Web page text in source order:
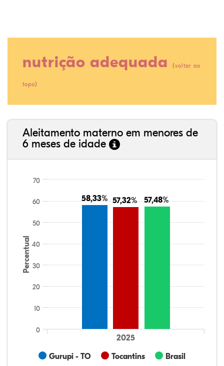
nutrição adequada (voltar ao
topo)
Aleitamento materno em menores de
6 meses de idade
Percentual
58,33%
58,33% 57,32%
57,32% 57,48%
57,48%
Gurupi - TO Tocantins Brasil
2025
0
10
20
30
40
50
60
70
16,10%
3,90%
0,00%
65,85%
2,44%
11,71%
35,89%
3,62%
0,11%
52,11%
2,54%
5,72%